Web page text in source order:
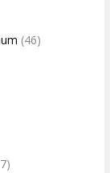
(46)